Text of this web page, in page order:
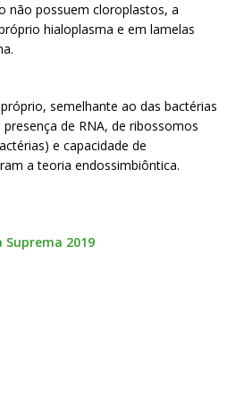
não possuem cloroplastos, a
hialoplasma e em lamelas
semelhante ao das bactérias
de RNA, de ribossomos
e capacidade de
a teoria endossimbiôntica.
2019